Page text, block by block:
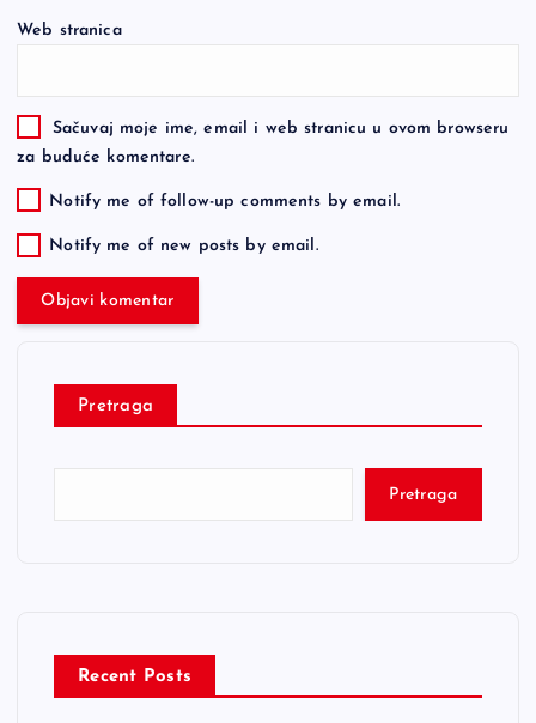
Web stranica
Sačuvaj moje ime, email i web stranicu u ovom browseru
za buduće komentare.
Notify me of follow-up comments by email.
Notify me of new posts by email.
Pretraga
Pretraga
Recent Posts